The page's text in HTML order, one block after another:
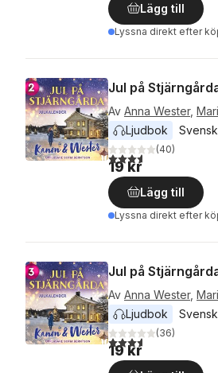
Lägg till
Lyssna direkt efter
Jul på
Av Anna Wester,
Ljudbok
3,6utav 5 stjärnor.
(40)
19 kr
Lägg till
Lyssna direkt efter
Jul på
Av Anna Wester,
Ljudbok
3,6utav 5 stjärnor.
(36)
19 kr